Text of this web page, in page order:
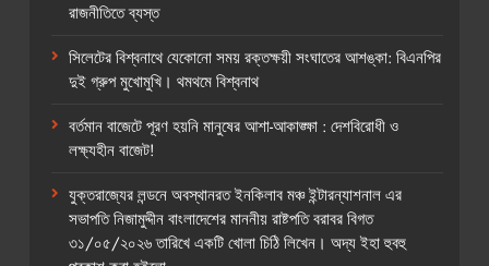
রাজনীতিতে ব্যস্ত
সিলেটের বিশ্বনাথে যেকোনো সময় রক্তক্ষয়ী সংঘাতের আশঙ্কা: বিএনপির
দুই গ্রুপ মুখোমুখি। থমথমে বিশ্বনাথ
বর্তমান বাজেটে পূরণ হয়নি মানুষের আশা-আকাঙ্ক্ষা : দেশবিরোধী ও
লক্ষ্যহীন বাজেট!
যুক্তরাজ্যের লন্ডনে অবস্থানরত ইনকিলাব মঞ্চ ইন্টারন্যাশনাল এর
সভাপতি নিজামুদ্দীন বাংলাদেশের মাননীয় রাষ্টপতি বরাবর বিগত
৩১/০৫/২০২৬ তারিখে একটি খোলা চিঠি লিখেন। অদ্য ইহা হুবহু